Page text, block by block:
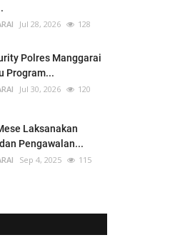
Jul 28, 2026 128
Polres Manggarai
Program...
Jul 30, 2026 120
Laksanakan
Pengawalan...
Sep 4, 2025 115